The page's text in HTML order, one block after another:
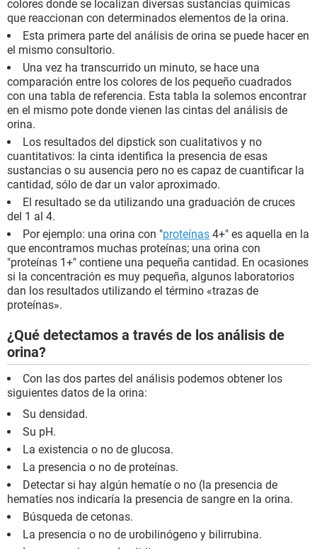
colores donde se localizan diversas sustancias químicas
que reaccionan con determinados elementos de la orina.
Esta primera parte del análisis de orina se puede hacer en
el mismo consultorio.
Una vez ha transcurrido un minuto, se hace una
comparación entre los colores de los pequeño cuadrados
con una tabla de referencia. Esta tabla la solemos encontrar
en el mismo pote donde vienen las cintas del análisis de
orina.
Los resultados del dipstick son cualitativos y no
cuantitativos: la cinta identifica la presencia de esas
sustancias o su ausencia pero no es capaz de cuantificar la
cantidad, sólo de dar un valor aproximado.
El resultado se da utilizando una graduación de cruces
del 1 al 4.
Por ejemplo: una orina con "proteínas 4+" es aquella en la
que encontramos muchas proteínas; una orina con
"proteínas 1+" contiene una pequeña cantidad. En ocasiones
si la concentración es muy pequeña, algunos laboratorios
dan los resultados utilizando el término «trazas de
proteínas».
¿Qué detectamos a través de los análisis de
orina?
Con las dos partes del análisis podemos obtener los
siguientes datos de la orina:
Su densidad.
Su pH.
La existencia o no de glucosa.
La presencia o no de proteínas.
Detectar si hay algún hematíe o no (la presencia de
hematíes nos indicaría la presencia de sangre en la orina.
Búsqueda de cetonas.
La presencia o no de urobilinógeno y bilirrubina.